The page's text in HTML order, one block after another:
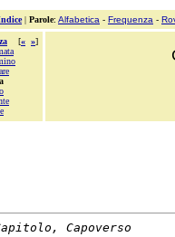
| Parole: Alfabetica - Frequenza -
[« »]
Capoverso